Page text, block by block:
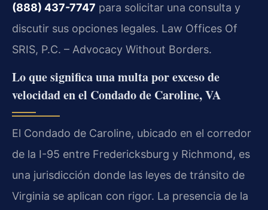
(888) 437-7747 para solicitar una consulta y
discutir sus opciones legales. Law Offices Of
SRIS, P.C. – Advocacy Without Borders.
Lo que significa una multa por exceso de
velocidad en el Condado de Caroline, VA
El Condado de Caroline, ubicado en el corredor
de la I-95 entre Fredericksburg y Richmond, es
una jurisdicción donde las leyes de tránsito de
Virginia se aplican con rigor. La presencia de la